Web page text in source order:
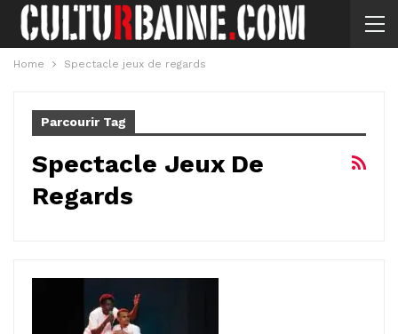
Home Spectacle jeux de regards
Parcourir Tag
Spectacle Jeux De
Regards